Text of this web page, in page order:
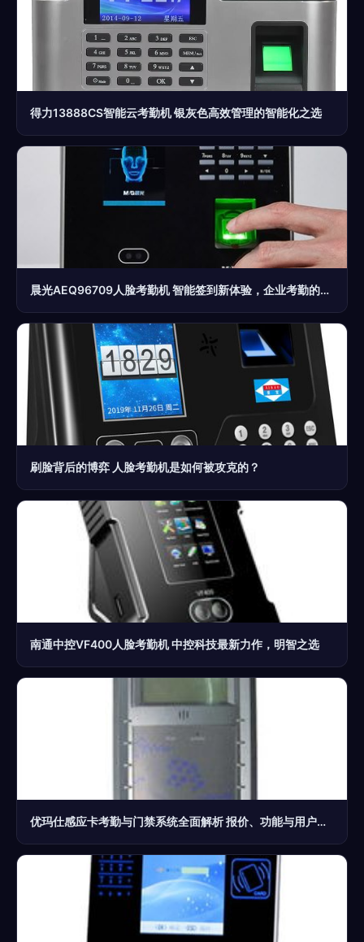
得力13888CS智能云考勤机 银灰色高效管理的智能化之选
晨光AEQ96709人脸考勤机 智能签到新体验，企业考勤的智慧之选
刷脸背后的博弈 人脸考勤机是如何被攻克的？
南通中控VF400人脸考勤机 中控科技最新力作，明智之选
优玛仕感应卡考勤与门禁系统全面解析 报价、功能与用户体验评测